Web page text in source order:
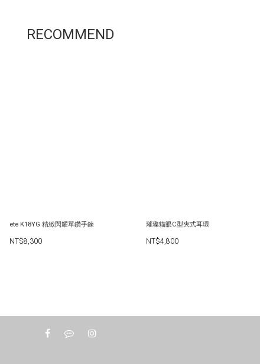
RECOMMEND
ete K18YG 精緻閃耀單鑽手鍊
NT$8,300
璀璨貓眼C型夾式耳環
NT$4,800